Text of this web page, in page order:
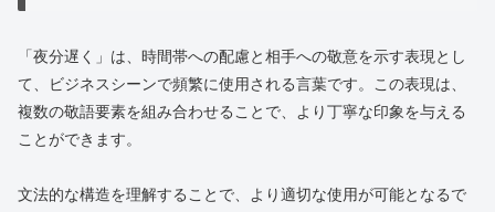
「夜分遅く」は、時間帯への配慮と相手への敬意を示す表現とし
て、ビジネスシーンで頻繁に使用される言葉です。この表現は、
複数の敬語要素を組み合わせることで、より丁寧な印象を与える
ことができます。
文法的な構造を理解することで、より適切な使用が可能となるで